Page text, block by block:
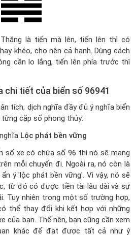
là tiến mà lên, tiến lên thì có
khéo, cho nên cả hanh. Dùng cách
cần lo lắng, tiến lên phía trước thì
chi tiết của biển số 96941
tích, dịch nghĩa đầy đủ ý nghĩa biển
cặp số phong thủy:
Lộc phát bền vững
số xe có chứa số 96 thì nó sẽ mang
mỗi chuyến đi. Ngoài ra, nó còn là
ý 'lộc phát bền vững'. Vì vậy, nó sẽ
từ đó có được tiền tài lâu dài và sự
Tuy nhiên trong một số trường hợp,
thể thay đổi khi kết hợp với những
của bạn. Thế nên, bạn cũng cần xem
khác để đạt được tất cả như ý